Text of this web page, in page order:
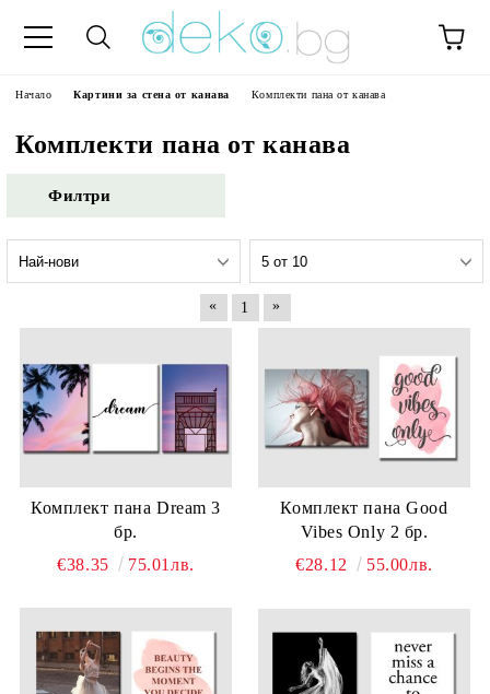
Начало Картини за стена от канава Комплекти пана от канава
Комплекти пана от канава
Филтри
« 1 »
Комплект пана Dream 3
бр.
€38.35
75.01лв.
Комплект пана Good
Vibes Only 2 бр.
€28.12
55.00лв.